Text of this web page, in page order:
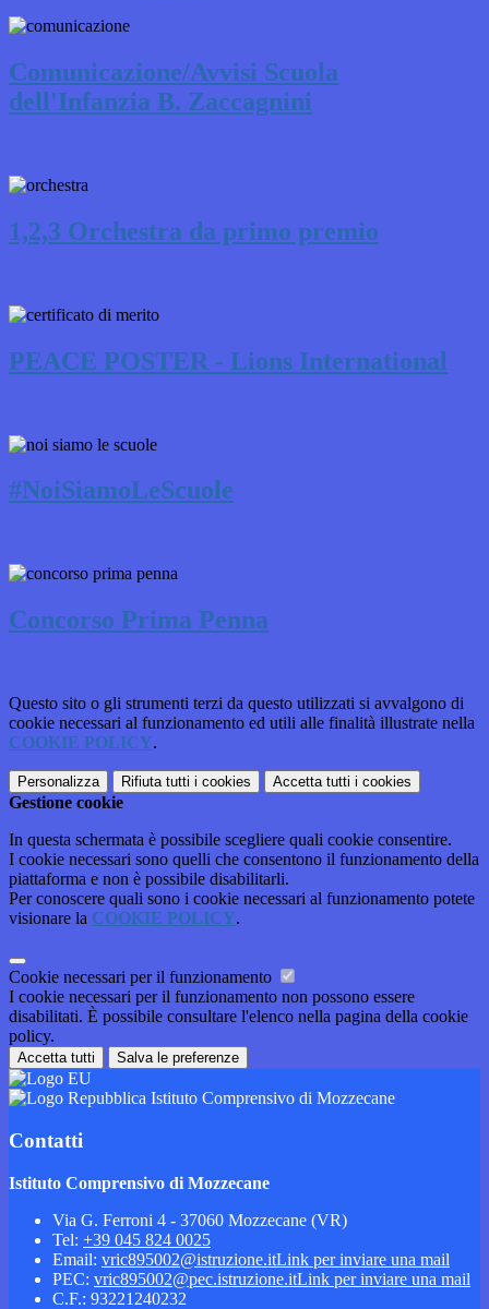
Comunicazione/Avvisi Scuola
dell'Infanzia B. Zaccagnini
1,2,3 Orchestra da primo premio
PEACE POSTER - Lions International
#NoiSiamoLeScuole
Concorso Prima Penna
Questo sito o gli strumenti terzi da questo utilizzati si avvalgono di
cookie necessari al funzionamento ed utili alle finalità illustrate nella
COOKIE POLICY.
Personalizza Rifiuta tutti i cookies Accetta tutti i cookies
Gestione cookie
In questa schermata è possibile scegliere quali cookie consentire.
I cookie necessari sono quelli che consentono il funzionamento della
piattaforma e non è possibile disabilitarli.
Per conoscere quali sono i cookie necessari al funzionamento potete
visionare la COOKIE POLICY.
Cookie necessari per il funzionamento
I cookie necessari per il funzionamento non possono essere
disabilitati. È possibile consultare l'elenco nella pagina della cookie
policy.
Accetta tutti Salva le preferenze
Istituto Comprensivo di Mozzecane
Contatti
Istituto Comprensivo di Mozzecane
Via G. Ferroni 4 - 37060 Mozzecane (VR)
Tel: +39 045 824 0025
Email: vric895002@istruzione.itLink per inviare una mail
PEC: vric895002@pec.istruzione.itLink per inviare una mail
C.F.: 93221240232